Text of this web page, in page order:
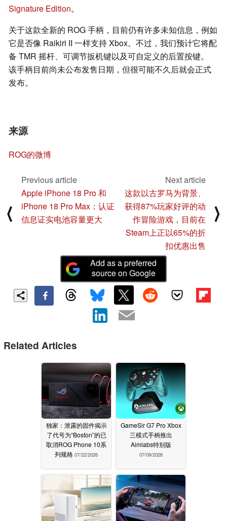
Signature Edition。
关于这款全新的 ROG 手柄，目前仍有许多未知信息，例如
它是否像 Raikiri II 一样支持 Xbox。不过，我们预计它将配
备 TMR 摇杆、可调节扳机键以及可自定义的后置按键。
该手柄目前尚未公布发售日期，但很可能不久后就会正式
发布。
来源
ROG的微博
⟨
Previous article
Apple iPhone 18 Pro 和
iPhone 18 Pro Max：认证
信息证实电池容量更大
Next article
这款以古罗马为背景、
获得87%玩家好评的动
作冒险游戏，目前在
Steam上正以65%的折
扣优惠出售
⟩
Add as a preferred
source on Google
Related Articles
独家：泄露的固件揭示
了代号为“Boston”的已
取消ROG Phone 10系
列规格 07/22/2026
GameSir G7 Pro Xbox
三模式手柄推出
Aimlabs特别版
07/09/2026